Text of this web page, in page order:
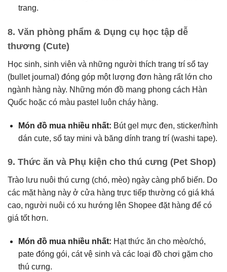
trang.
8. Văn phòng phẩm & Dụng cụ học tập dễ
thương (Cute)
Học sinh, sinh viên và những người thích trang trí sổ tay
(bullet journal) đóng góp một lượng đơn hàng rất lớn cho
ngành hàng này. Những món đồ mang phong cách Hàn
Quốc hoặc có màu pastel luôn cháy hàng.
Món đồ mua nhiều nhất: Bút gel mực đen, sticker/hình
dán cute, sổ tay mini và băng dính trang trí (washi tape).
9. Thức ăn và Phụ kiện cho thú cưng (Pet Shop)
Trào lưu nuôi thú cưng (chó, mèo) ngày càng phổ biến. Do
các mặt hàng này ở cửa hàng trực tiếp thường có giá khá
cao, người nuôi có xu hướng lên Shopee đặt hàng để có
giá tốt hơn.
Món đồ mua nhiều nhất: Hạt thức ăn cho mèo/chó,
pate đóng gói, cát vệ sinh và các loại đồ chơi gặm cho
thú cưng.